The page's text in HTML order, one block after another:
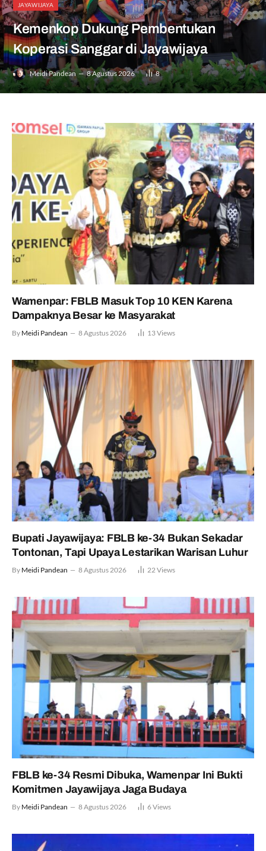
JAYAWIJAYA
Kemenkop Dukung Pembentukan
Koperasi Sanggar di Jayawijaya
Meidi Pandean 8 Agustus 2026 8
Wamenpar: FBLB Masuk Top 10 KEN Karena
Dampaknya Besar ke Masyarakat
By Meidi Pandean 8 Agustus 2026 13Views
Bupati Jayawijaya: FBLB ke-34 Bukan Sekadar
Tontonan, Tapi Upaya Lestarikan Warisan Luhur
By Meidi Pandean 8 Agustus 2026 22Views
FBLB ke-34 Resmi Dibuka, Wamenpar Ini Bukti
Komitmen Jayawijaya Jaga Budaya
By Meidi Pandean 8 Agustus 2026 6Views